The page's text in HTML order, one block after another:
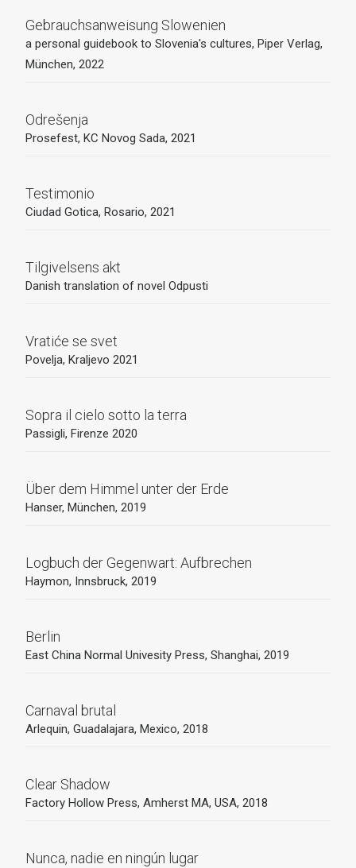
Gebrauchsanweisung Slowenien
a personal guidebook to Slovenia's cultures, Piper Verlag,
München, 2022
Odrešenja
Prosefest, KC Novog Sada, 2021
Testimonio
Ciudad Gotica, Rosario, 2021
Tilgivelsens akt
Danish translation of novel Odpusti
Vratiće se svet
Povelja, Kraljevo 2021
Sopra il cielo sotto la terra
Passigli, Firenze 2020
Über dem Himmel unter der Erde
Hanser, München, 2019
Logbuch der Gegenwart: Aufbrechen
Haymon, Innsbruck, 2019
Berlin
East China Normal Univesity Press, Shanghai, 2019
Carnaval brutal
Arlequin, Guadalajara, Mexico, 2018
Clear Shadow
Factory Hollow Press, Amherst MA, USA, 2018
Nunca, nadie en ningún lugar